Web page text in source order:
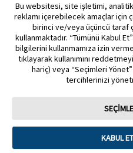
Gizlilik Politikası Çerez Politikası
Sensör muhafazası, FreeStyle, Libre
herhangi bir Abbott ticari markası,
Laboratuarlarının önceden yazılı izni
hizmetlerini tanımlamak dışında
Bu websitesi, site işletimi,
reklamı içerebilecek amaçlar için
birinci ve/veya üçüncü
kullanmaktadır. “Tümünü Kabul
bilgilerini kullanmamıza izin
tıklayarak kullanımını
hariç) veya “Seçimleri
tercihlerinizi
KABUL